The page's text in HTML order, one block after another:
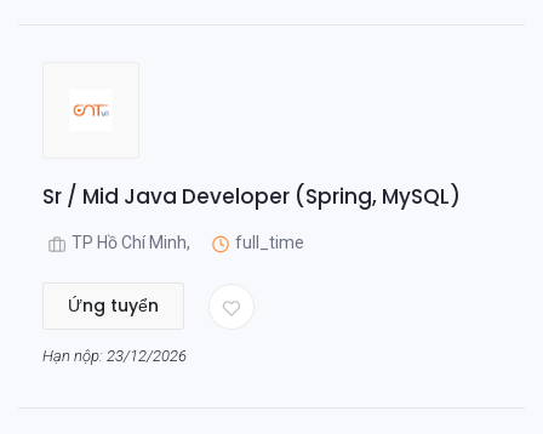
Sr / Mid Java Developer (Spring, MySQL)
TP Hồ Chí Minh, full_time
Ứng tuyển
Hạn nộp: 23/12/2026